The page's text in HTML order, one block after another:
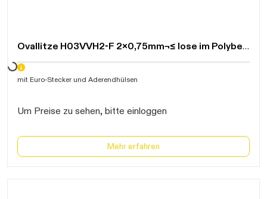
Ovallitze H03VVH2-F 2x0,75mm¬≤ lose im Polybeutel
Daten werden geladen. Bitte warten...
mit Euro-Stecker und Aderendhülsen
Um Preise zu sehen, bitte einloggen
Mehr erfahren